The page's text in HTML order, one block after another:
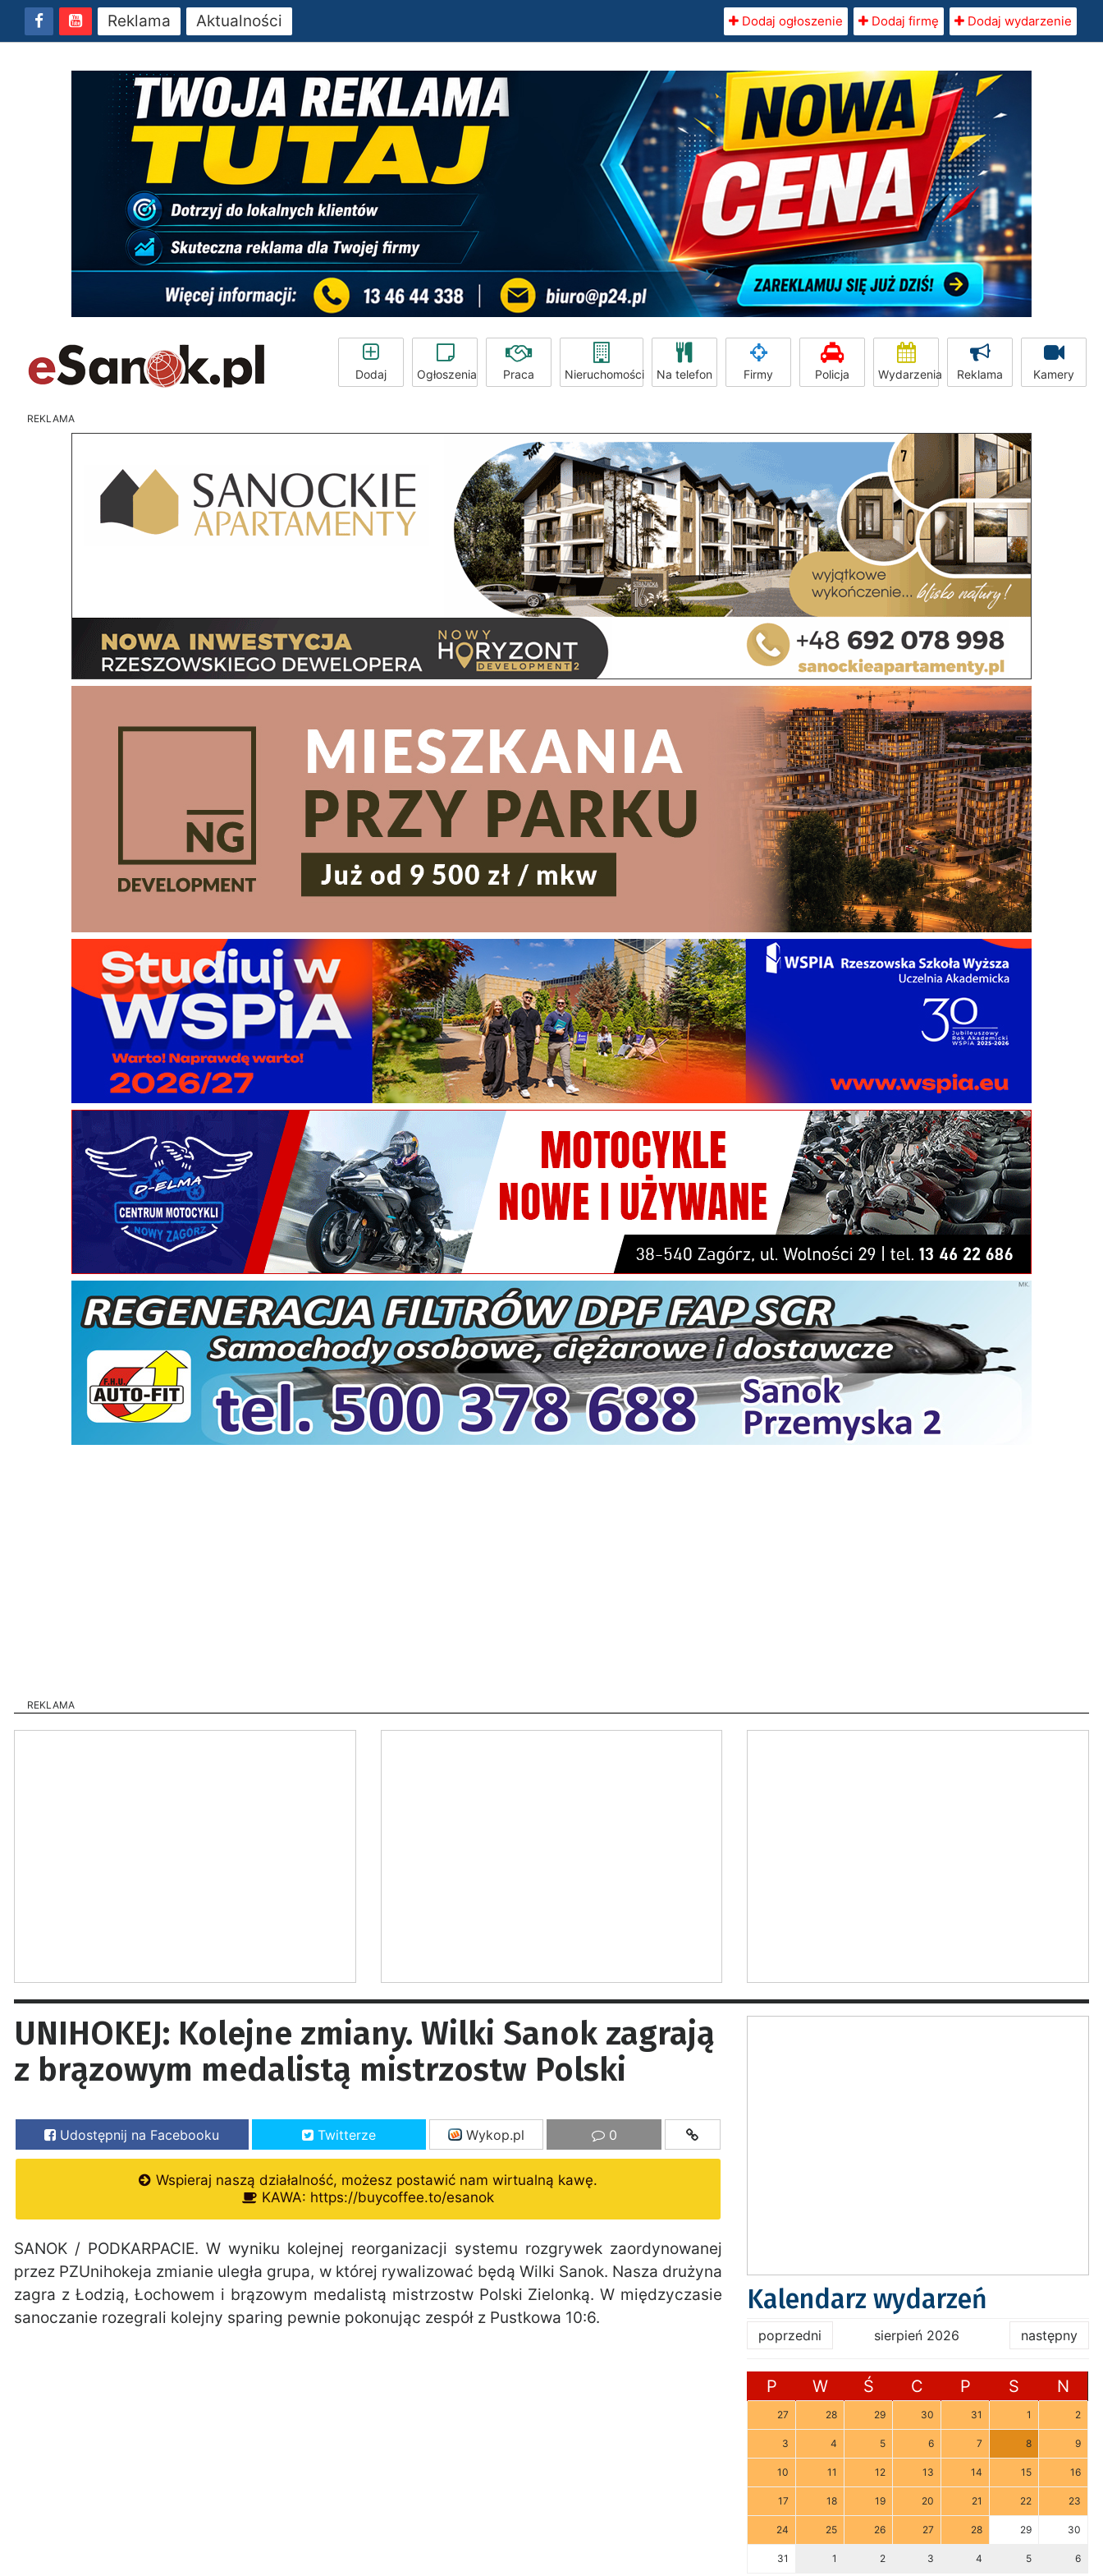
Reklama Aktualności Dodaj ogłoszenie Dodaj firmę Dodaj wydarzenie
Dodaj Ogłoszenia Praca Nieruchomości Na telefon Firmy Policja Wydarzenia Reklama Kamery
REKLAMA
REKLAMA
UNIHOKEJ: Kolejne zmiany. Wilki Sanok zagrają
z brązowym medalistą mistrzostw Polski
Udostępnij na Facebooku Twitterze Wykop.pl 0
Wspieraj naszą działalność, możesz postawić nam wirtualną kawę.
KAWA: https://buycoffee.to/esanok
SANOK / PODKARPACIE. W wyniku kolejnej reorganizacji systemu rozgrywek zaordynowanej
przez PZUnihokeja zmianie uległa grupa, w której rywalizować będą Wilki Sanok. Nasza drużyna
zagra z Łodzią, Łochowem i brązowym medalistą mistrzostw Polski Zielonką. W międzyczasie
sanoczanie rozegrali kolejny sparing pewnie pokonując zespół z Pustkowa 10:6.
Kalendarz wydarzeń
poprzedni sierpień 2026 następny
P W Ś C P S N
27 28 29 30 31 1 2
3 4 5 6 7 8 9
10 11 12 13 14 15 16
17 18 19 20 21 22 23
24 25 26 27 28 29 30
31 1 2 3 4 5 6